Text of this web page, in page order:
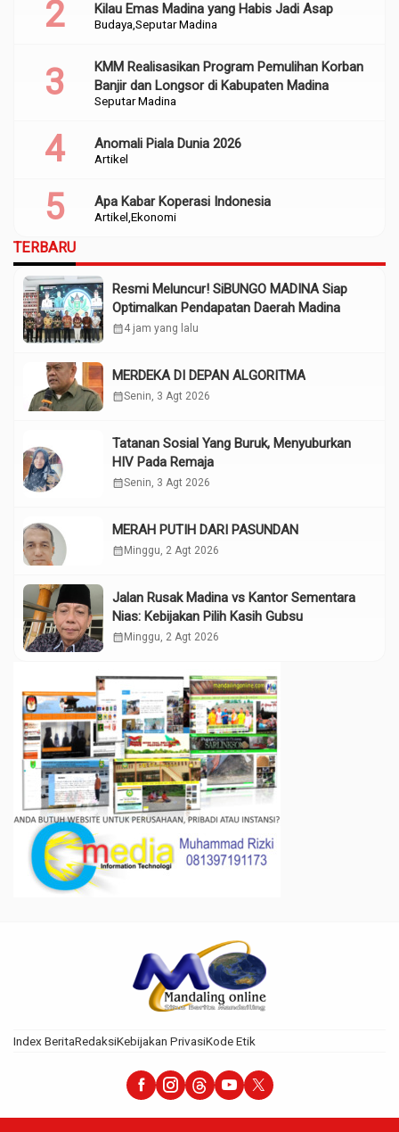
Budaya Seputar Madina
Kilau Emas Madina yang Habis Jadi Asap
Seputar Madina
KMM Realisasikan Program Pemulihan Korban
Banjir dan Longsor di Kabupaten Madina
Artikel
Anomali Piala Dunia 2026
Artikel Ekonomi
Apa Kabar Koperasi Indonesia
TERBARU
Resmi Meluncur! SiBUNGO MADINA Siap
Optimalkan Pendapatan Daerah Madina
calendar_month4 jam yang lalu
MERDEKA DI DEPAN ALGORITMA
calendar_monthSenin, 3 Agt 2026
Tatanan Sosial Yang Buruk, Menyuburkan
HIV Pada Remaja
calendar_monthSenin, 3 Agt 2026
MERAH PUTIH DARI PASUNDAN
calendar_month Minggu, 2 Agt 2026
Jalan Rusak Madina vs Kantor Sementara
Nias: Kebijakan Pilih Kasih Gubsu
calendar_month Minggu, 2 Agt 2026
Index BeritaRedaksiKebijakan PrivasiKode Etik